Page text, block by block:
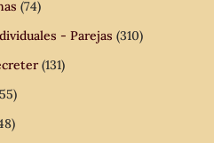
(74)
- Parejas (310)
(131)